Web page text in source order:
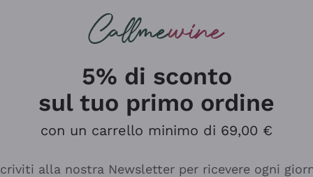
5% di sconto
sul tuo primo ordine
con un carrello minimo di 69,00 €
alla nostra Newsletter per ricevere ogni